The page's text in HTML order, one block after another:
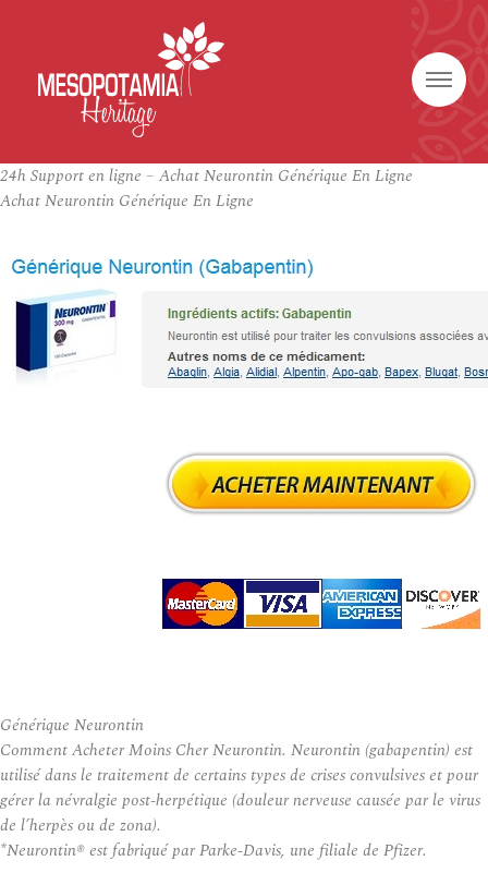
24h Support en ligne – Achat Neurontin Générique En Ligne
Achat Neurontin Générique En Ligne
Générique Neurontin
Comment Acheter Moins Cher Neurontin. Neurontin (gabapentin) est
utilisé dans le traitement de certains types de crises convulsives et pour
gérer la névralgie post-herpétique (douleur nerveuse causée par le virus
de l’herpès ou de zona).
*Neurontin® est fabriqué par Parke-Davis, une filiale de Pfizer.